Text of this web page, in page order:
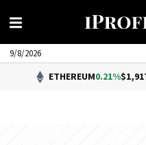
9/8/2026
0.21%$1,917.61